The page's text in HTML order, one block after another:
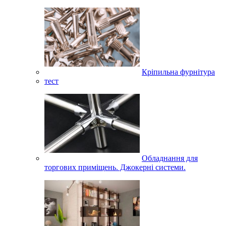
Кріпильна фурнітура
тест
Обладнання для
торгових приміщень. Джокерні системи.